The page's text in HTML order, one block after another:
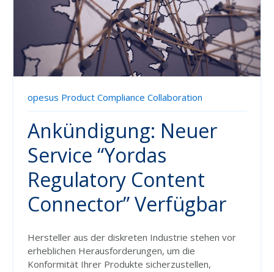
opesus Product Compliance Collaboration
Ankündigung: Neuer
Service “Yordas
Regulatory Content
Connector” Verfügbar
Hersteller aus der diskreten Industrie stehen vor
erheblichen Herausforderungen, um die
Konformität Ihrer Produkte sicherzustellen,